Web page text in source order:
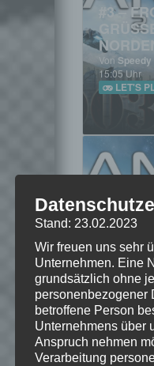
#3 –
ORDEN
Von Speedy
15:05 Uhr
LET'S
#4 –
Von Speedy
15:05 Uhr
LET'S
Stand: 23.02.2023
Wir freuen uns sehr
Unternehmen. Eine
grundsätzlich ohne
personenbezogener
betroffene Person
Unternehmens über
Anspruch nehmen
Verarbeitung